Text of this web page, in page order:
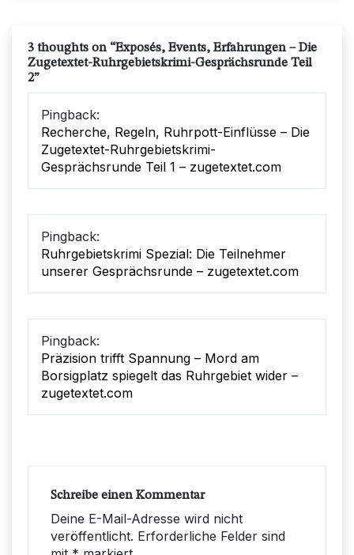
3 thoughts on “Exposés, Events, Erfahrungen – Die
Zugetextet-Ruhrgebietskrimi-Gesprächsrunde Teil
2”
Pingback:
Recherche, Regeln, Ruhrpott-Einflüsse – Die
Zugetextet-Ruhrgebietskrimi-
Gesprächsrunde Teil 1 – zugetextet.com
Pingback:
Ruhrgebietskrimi Spezial: Die Teilnehmer
unserer Gesprächsrunde – zugetextet.com
Pingback:
Präzision trifft Spannung – Mord am
Borsigplatz spiegelt das Ruhrgebiet wider –
zugetextet.com
Schreibe einen Kommentar
Deine E-Mail-Adresse wird nicht
veröffentlicht. Erforderliche Felder sind